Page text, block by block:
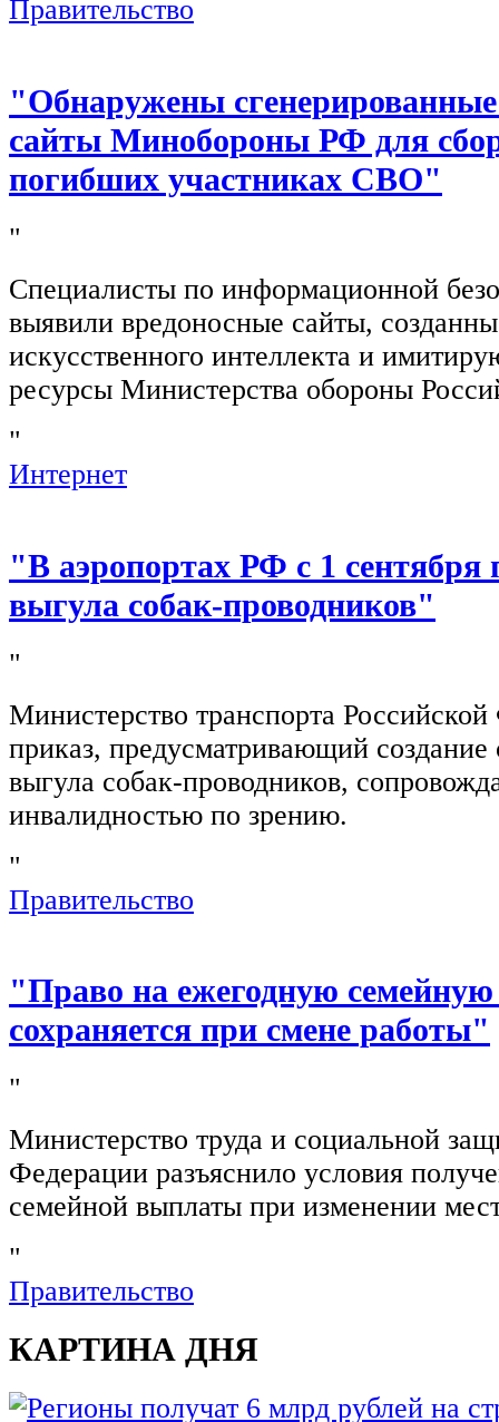
Правительство
"Обнаружены
сайты Минобороны РФ для
погибших участниках СВО"
"
Специалисты по информационной
выявили вредоносные сайты,
искусственного интеллекта и
ресурсы Министерства обороны
"
Интернет
"В аэропортах РФ с 1 сентября
выгула собак-проводников"
"
Министерство транспорта
приказ, предусматривающий создание
выгула собак-проводников,
инвалидностью по зрению.
"
Правительство
"Право на ежегодную
сохраняется при смене работы"
"
Министерство труда и социальной
Федерации разъяснило условия
семейной выплаты при изменении
"
Правительство
КАРТИНА ДНЯ